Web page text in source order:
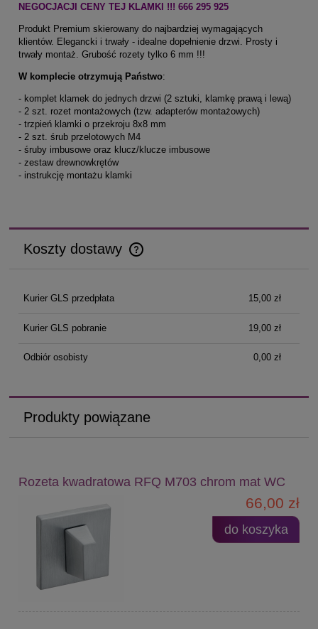
NEGOCJACJI CENY TEJ KLAMKI !!! 666 295 925
Produkt Premium skierowany do najbardziej wymagających
klientów. Elegancki i trwały - idealne dopełnienie drzwi. Prosty i
trwały montaż. Grubość rozety tylko 6 mm !!!
W komplecie otrzymują Państwo:
- komplet klamek do jednych drzwi (2 sztuki, klamkę prawą i lewą)
- 2 szt. rozet montażowych (tzw. adapterów montażowych)
- trzpień klamki o przekroju 8x8 mm
- 2 szt. śrub przelotowych M4
- śruby imbusowe oraz klucz/klucze imbusowe
- zestaw drewnowkrętów
- instrukcję montażu klamki
Koszty dostawy
Cena nie zawiera ewentualnych kosztów płatności
Kurier GLS przedpłata 15,00 zł
Kurier GLS pobranie 19,00 zł
Odbiór osobisty 0,00 zł
Produkty powiązane
Rozeta kwadratowa RFQ M703 chrom mat WC
66,00 zł
do koszyka